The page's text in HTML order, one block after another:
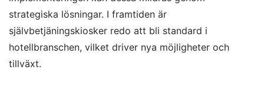
strategiska lösningar. I framtiden är
självbetjäningskiosker redo att bli standard i
hotellbranschen, vilket driver nya möjligheter och
tillväxt.